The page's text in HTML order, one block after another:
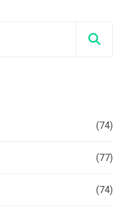
(74)
(77)
(74)